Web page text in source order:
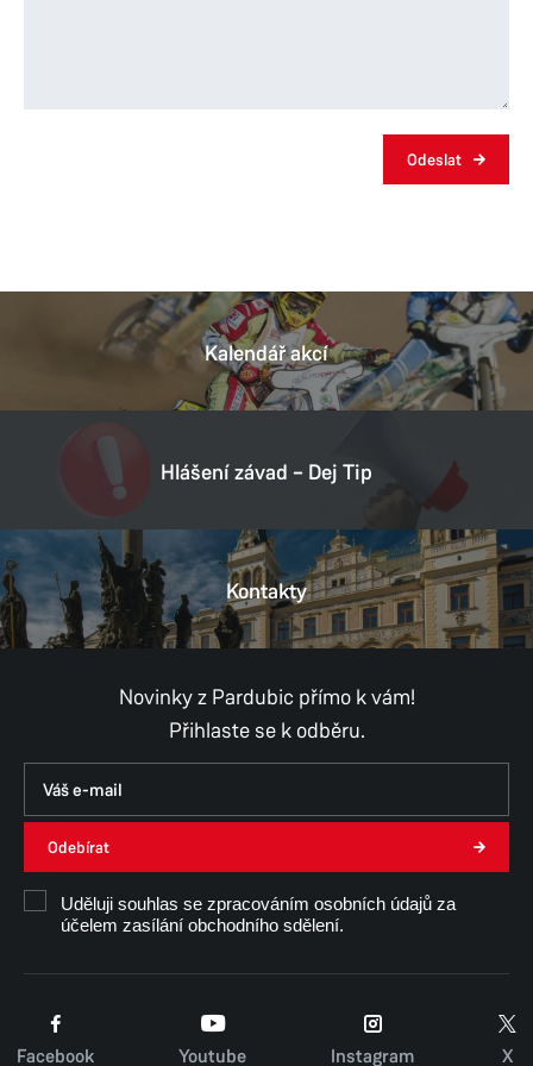
k novému trvalému pobytu se hradí správní poplatek ve
výši 50,- Kč, který uhradíte na pokladně magistrátu číslo
trvalého pobytu, které je třeba předkládat společně
s občanským průkazem do té doby, než Vám bude
vyřízen občanský průkaz nový.
Odeslat
Kalendář akcí
Hlášení závad – Dej Tip
Kontakty
Novinky z Pardubic přímo k vám!
Přihlaste se k odběru.
Odebírat
Uděluji souhlas se zpracováním osobních údajů za
účelem zasílání obchodního sdělení.
Facebook Youtube Instagram X